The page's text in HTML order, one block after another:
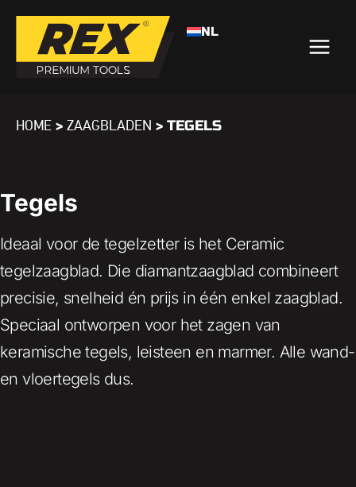
NL
HOME > ZAAGBLADEN > TEGELS
Tegels
Ideaal voor de tegelzetter is het Ceramic
tegelzaagblad. Die diamantzaagblad combineert
precisie, snelheid én prijs in één enkel zaagblad.
Speciaal ontworpen voor het zagen van
keramische tegels, leisteen en marmer. Alle wand-
en vloertegels dus.